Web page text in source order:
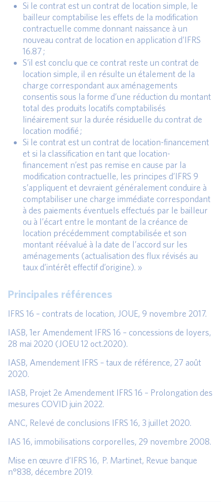
Si le contrat est un contrat de location simple, le
bailleur comptabilise les effets de la modification
contractuelle comme donnant naissance à un
nouveau contrat de location en application d’IFRS
16.87 ;
S’il est conclu que ce contrat reste un contrat de
location simple, il en résulte un étalement de la
charge correspondant aux aménagements
consentis sous la forme d’une réduction du montant
total des produits locatifs comptabilisés
linéairement sur la durée résiduelle du contrat de
location modifié ;
Si le contrat est un contrat de location-financement
et si la classification en tant que location-
financement n’est pas remise en cause par la
modification contractuelle, les principes d’IFRS 9
s’appliquent et devraient généralement conduire à
comptabiliser une charge immédiate correspondant
à des paiements éventuels effectués par le bailleur
ou à l’écart entre le montant de la créance de
location précédemment comptabilisée et son
montant réévalué à la date de l’accord sur les
aménagements (actualisation des flux révisés au
taux d’intérêt effectif d’origine). »
Principales références
IFRS 16 – contrats de location, JOUE, 9 novembre 2017.
IASB, 1er Amendement IFRS 16 – concessions de loyers,
28 mai 2020 (JOEU 12 oct.2020).
IASB, Amendement IFRS – taux de référence, 27 août
2020.
IASB, Projet 2e Amendement IFRS 16 – Prolongation des
mesures COVID juin 2022.
ANC, Relevé de conclusions IFRS 16, 3 juillet 2020.
IAS 16, immobilisations corporelles, 29 novembre 2008.
Mise en œuvre d’IFRS 16, P. Martinet, Revue banque
n°838, décembre 2019.